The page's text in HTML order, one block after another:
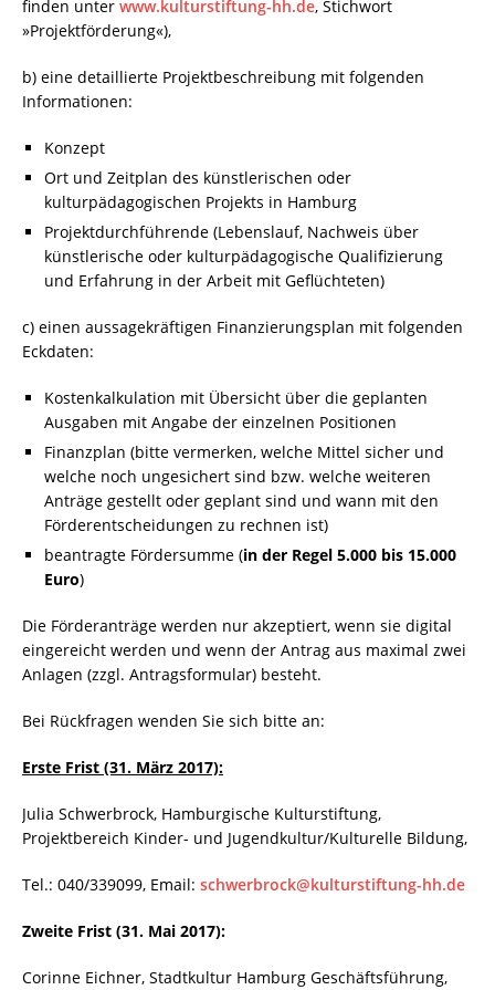
finden unter www.kulturstiftung-hh.de, Stichwort
»Projektförderung«),
b) eine detaillierte Projektbeschreibung mit folgenden
Informationen:
Konzept
Ort und Zeitplan des künstlerischen oder
kulturpädagogischen Projekts in Hamburg
Projektdurchführende (Lebenslauf, Nachweis über
künstlerische oder kulturpädagogische Qualifizierung
und Erfahrung in der Arbeit mit Geflüchteten)
c) einen aussagekräftigen Finanzierungsplan mit folgenden
Eckdaten:
Kostenkalkulation mit Übersicht über die geplanten
Ausgaben mit Angabe der einzelnen Positionen
Finanzplan (bitte vermerken, welche Mittel sicher und
welche noch ungesichert sind bzw. welche weiteren
Anträge gestellt oder geplant sind und wann mit den
Förderentscheidungen zu rechnen ist)
beantragte Fördersumme (in der Regel 5.000 bis 15.000
Euro)
Die Förderanträge werden nur akzeptiert, wenn sie digital
eingereicht werden und wenn der Antrag aus maximal zwei
Anlagen (zzgl. Antragsformular) besteht.
Bei Rückfragen wenden Sie sich bitte an:
Erste Frist (31. März 2017):
Julia Schwerbrock, Hamburgische Kulturstiftung,
Projektbereich Kinder- und Jugendkultur/Kulturelle Bildung,
Tel.: 040/339099, Email: schwerbrock@kulturstiftung-hh.de
Zweite Frist (31. Mai 2017):
Corinne Eichner, Stadtkultur Hamburg Geschäftsführung,